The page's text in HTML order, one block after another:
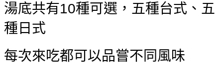
湯底共有10種可選，五種台式、五
種日式
每次來吃都可以品嘗不同風味